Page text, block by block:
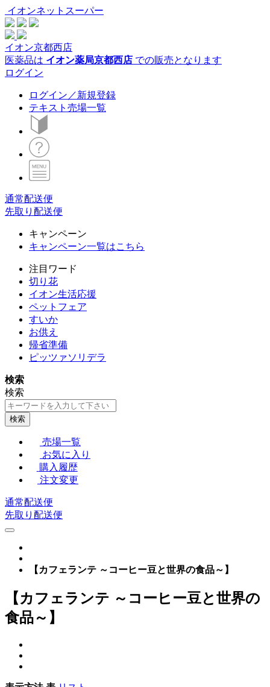
イオンネットスーパー
イオン京都西店
医薬品は イオン薬局京都西店 での販売となります
ログイン
ログイン／新規登録
テキスト売場一覧
通常配送便
先取り配送便
キャンペーン
キャンペーン一覧はこちら
注目ワード
切り花
イオン生活応援
ペットフェア
すいか
お供え
帰省準備
ピッツァソリデラ
検索
検索
検索
売場一覧
お気に入り
購入履歴
注文変更
通常配送便
先取り配送便
【カフェランテ ～コーヒー豆と世界の食品～】
【カフェランテ ～コーヒー豆と世界の
食品～】